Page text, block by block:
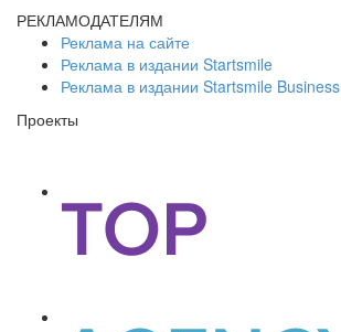
РЕКЛАМОДАТЕЛЯМ
Реклама на сайте
Реклама в издании Startsmile
Реклама в издании Startsmile Business
Проекты